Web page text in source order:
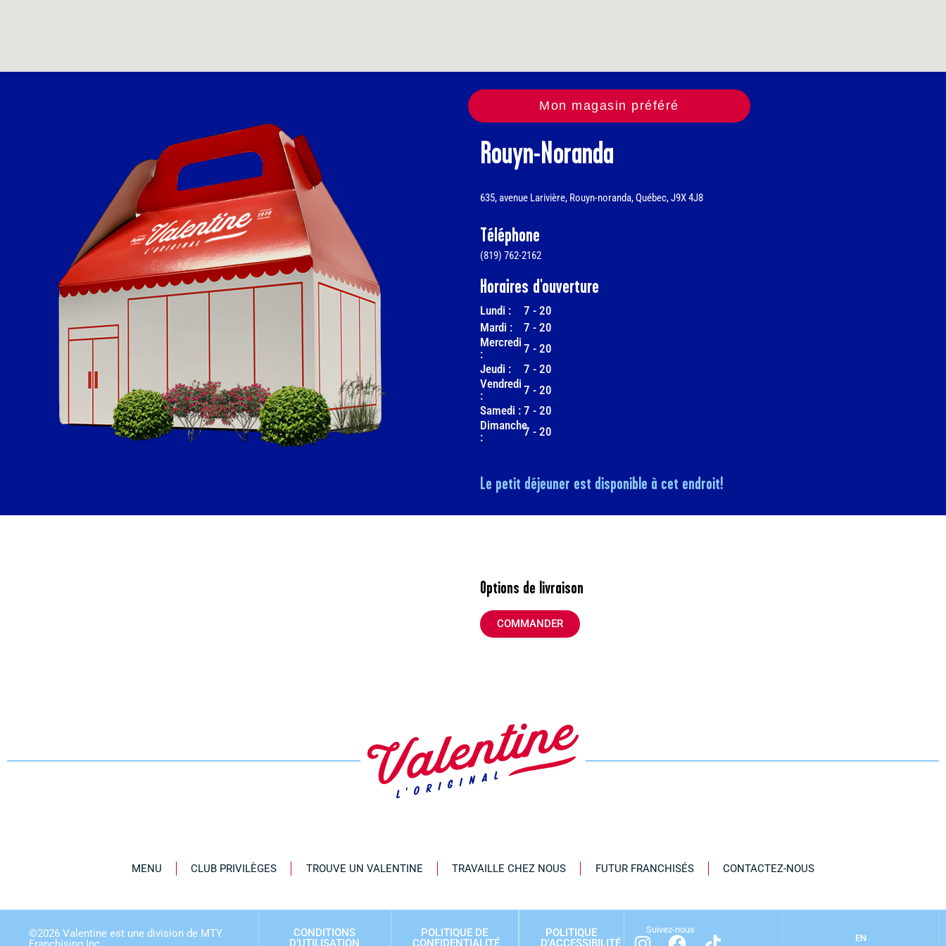
Mon magasin préféré
Rouyn-Noranda
635, avenue Larivière, Rouyn-noranda, Québec, J9X 4J8
Téléphone
(819) 762-2162
Horaires d'ouverture
Lundi : 7 - 20
Mardi :
7 - 20
Mercredi
:
7 - 20
Jeudi :
7 - 20
Vendredi
:
7 - 20
Samedi : 7 - 20
Dimanche
:
7 - 20
Le petit déjeuner est disponible à cet endroit!
Options de livraison
COMMANDER
MENU CLUB PRIVILÈGES TROUVE UN VALENTINE TRAVAILLE CHEZ NOUS FUTUR FRANCHISÉS CONTACTEZ-NOUS
©2026 Valentine est une division de MTY
CONDITIONS
D’UTILISATION
POLITIQUE DE
CONFIDENTIALITÉ
POLITIQUE
D'ACCESSIBILITÉ
Suivez-nous
EN